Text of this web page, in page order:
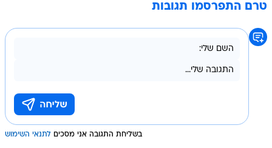
טרם התפרסמו תגובות
בשליחת התגובה אני מסכים לתנאי השימוש